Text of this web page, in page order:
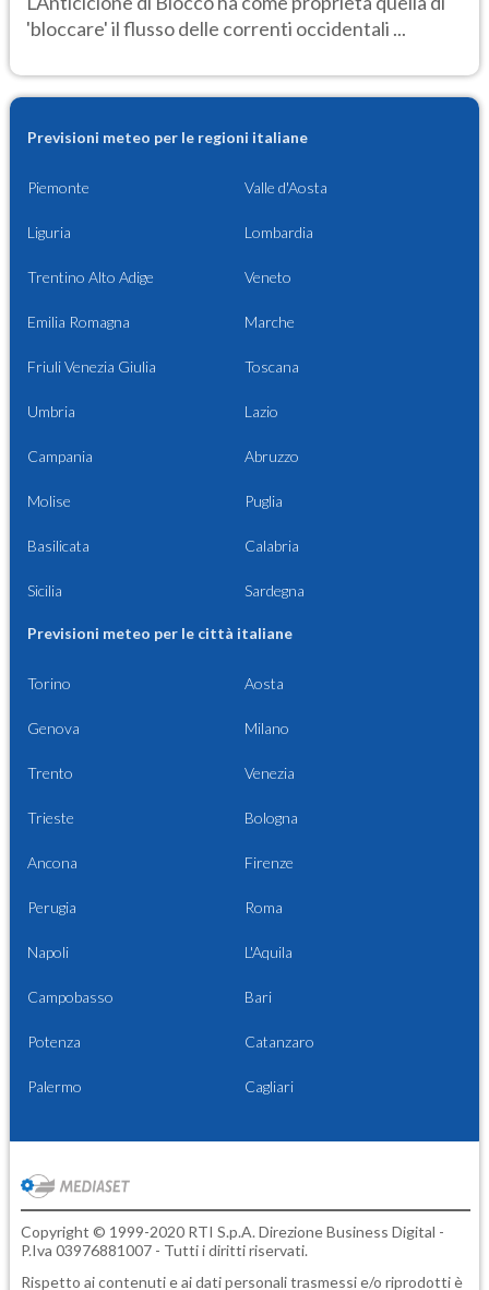
'bloccare' il flusso delle correnti occidentali ...
Previsioni meteo per le regioni italiane
Piemonte Valle d'Aosta
Liguria Lombardia
Trentino Alto Adige Veneto
Emilia Romagna Marche
Friuli Venezia Giulia Toscana
Umbria Lazio
Campania Abruzzo
Molise Puglia
Basilicata Calabria
Sicilia Sardegna
Previsioni meteo per le città italiane
Torino Aosta
Genova Milano
Trento Venezia
Trieste Bologna
Ancona Firenze
Perugia Roma
Napoli L'Aquila
Campobasso Bari
Potenza Catanzaro
Palermo Cagliari
Copyright © 1999-2020 RTI S.p.A. Direzione Business Digital -
P.Iva 03976881007 - Tutti i diritti riservati.
Rispetto ai contenuti e ai dati personali trasmessi e/o riprodotti è